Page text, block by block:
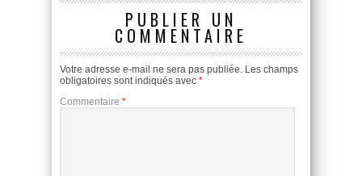
PUBLIER UN
COMMENTAIRE
Votre adresse e-mail ne sera pas publiée. Les champs
obligatoires sont indiqués avec *
Commentaire *